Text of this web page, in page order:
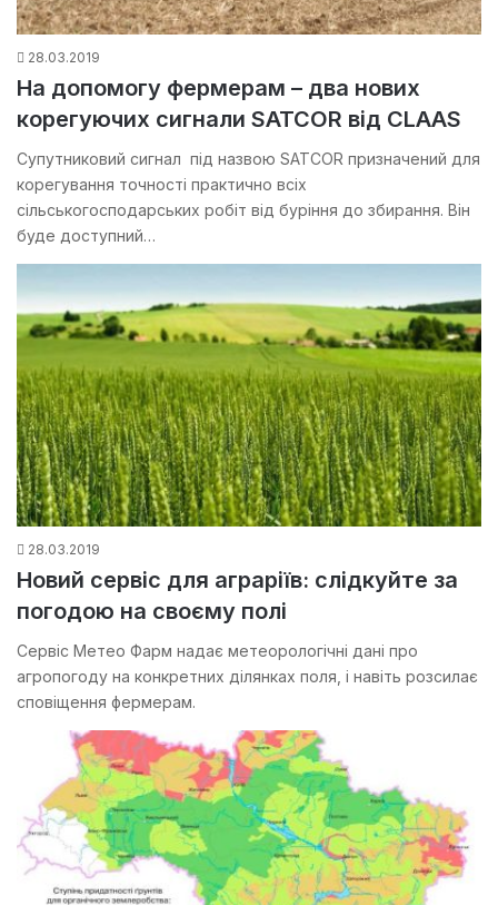
28.03.2019
На допомогу фермерам – два нових
корегуючих сигнали SATCOR від CLAAS
Супутниковий сигнал під назвою SATCOR призначений для
корегування точності практично всіх
сільськогосподарських робіт від буріння до збирання. Він
буде доступний…
28.03.2019
Новий сервіс для аграріїв: слідкуйте за
погодою на своєму полі
Сервіс Метео Фарм надає метеорологічні дані про
агропогоду на конкретних ділянках поля, і навіть розсилає
сповіщення фермерам.